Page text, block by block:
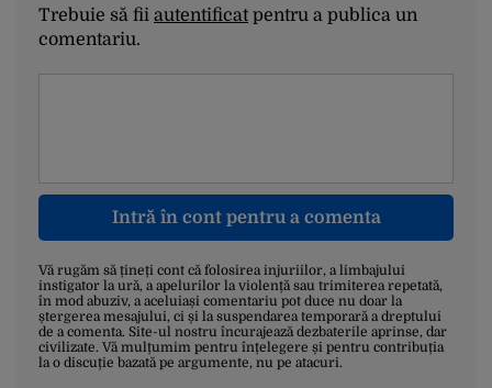
Trebuie să fii autentificatpentru a publica un
comentariu.
Intră în cont pentru a comenta
Vă rugăm să țineți cont că folosirea injuriilor, a limbajului
instigator la ură, a apelurilor la violență sau trimiterea repetată,
în mod abuziv, a aceluiași comentariu pot duce nu doar la
ștergerea mesajului, ci și la suspendarea temporară a dreptului
de a comenta. Site-ul nostru încurajează dezbaterile aprinse, dar
civilizate. Vă mulțumim pentru înțelegere și pentru contribuția
la o discuție bazată pe argumente, nu pe atacuri.